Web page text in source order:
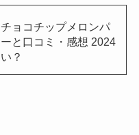
ョコチップメロンパ
と口コミ・感想 2024
？